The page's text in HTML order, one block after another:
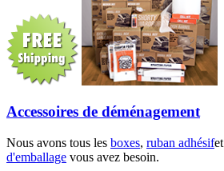
Accessoires de déménagement
Nous avons tous les boxes, ruban adhésifet
d'emballage vous avez besoin.